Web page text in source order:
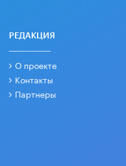
РЕДАКЦИЯ
О проекте
Контакты
Партнеры